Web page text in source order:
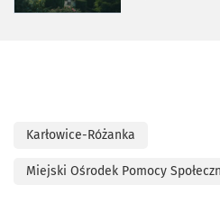
Karłowice-Różanka
Miejski Ośrodek Pomocy